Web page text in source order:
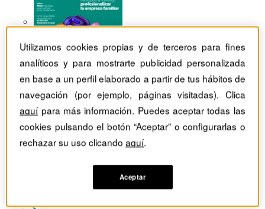
Utilizamos cookies propias y de terceros para fines
analíticos y para mostrarte publicidad personalizada
en base a un perfil elaborado a partir de tus hábitos de
navegación (por ejemplo, páginas visitadas). Clica
aquípara más información. Puedes aceptar todas las
cookies pulsando el botón “Aceptar” o configurarlas o
rechazar su uso clicandoaquí.
Aceptar